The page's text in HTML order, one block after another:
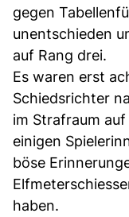
gegen
unentschieden
auf Rang drei.
Es waren erst
Schiedsrichter
im Strafraum
einigen
böse
haben.